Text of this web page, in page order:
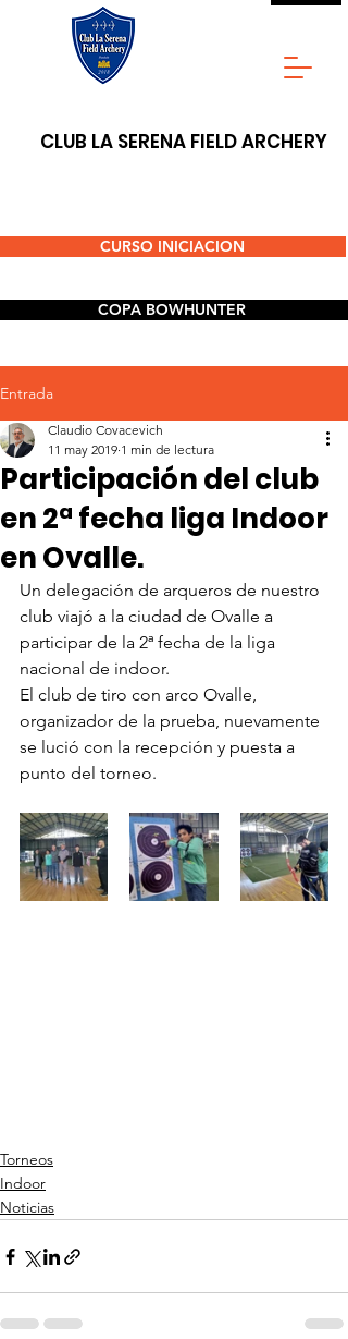
CLUB LA SERENA FIELD ARCHERY
CURSO INICIACION
COPA BOWHUNTER
Entrada
Participación del club
en 2ª fecha liga Indoor
en Ovalle.
Claudio Covacevich
11 may 2019 1 min de lectura
Un delegación de arqueros de nuestro
club viajó a la ciudad de Ovalle a
participar de la 2ª fecha de la liga
nacional de indoor.
El club de tiro con arco Ovalle,
organizador de la prueba, nuevamente
se lució con la recepción y puesta a
punto del torneo.
Torneos
Indoor
Noticias